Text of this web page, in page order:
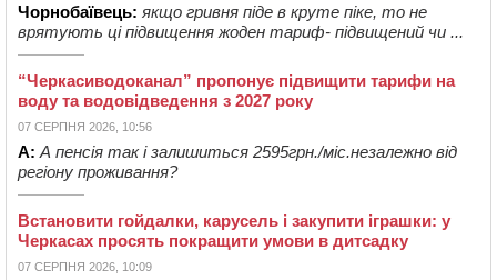
Чорнобаївець: якщо гривня піде в круте піке, то не
врятують ці підвищення жоден тариф- підвищений чи ...
“Черкасиводоканал” пропонує підвищити тарифи на
воду та водовідведення з 2027 року
07 СЕРПНЯ 2026, 10:56
А: А пенсія так і залишиться 2595грн./міс.незалежно від
регіону проживання?
Встановити гойдалки, карусель і закупити іграшки: у
Черкасах просять покращити умови в дитсадку
07 СЕРПНЯ 2026, 10:09